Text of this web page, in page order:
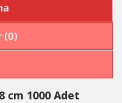
(0)
cm 1000 Adet